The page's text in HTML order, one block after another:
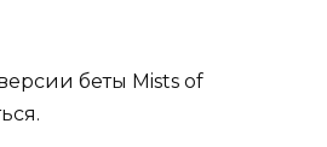
беты Mists of